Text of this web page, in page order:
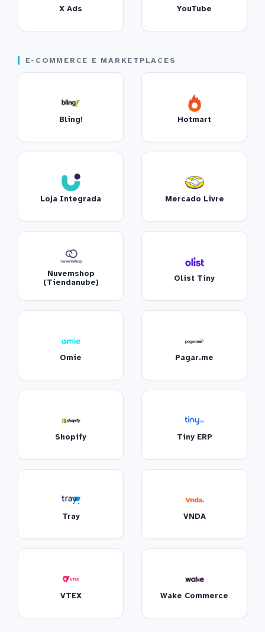
X Ads YouTube
E-COMMERCE E MARKETPLACES
Bling! Hotmart
Loja Integrada Mercado Livre
Nuvemshop
(Tiendanube)
Olist Tiny
Omie Pagar.me
Shopify Tiny ERP
Tray VNDA
VTEX Wake Commerce